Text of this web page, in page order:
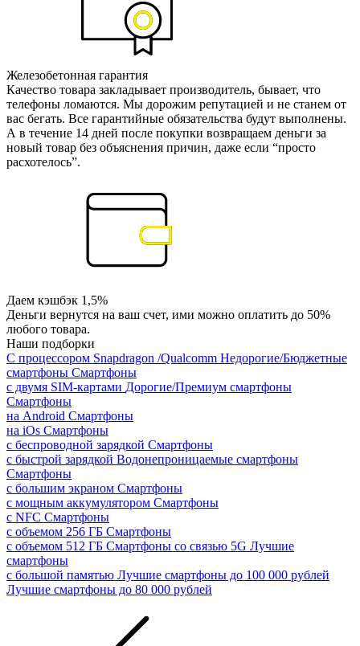
Железобетонная гарантия
Качество товара закладывает производитель, бывает, что
телефоны ломаются. Мы дорожим репутацией и не станем от
вас бегать. Все гарантийные обязательства будут выполнены.
А в течение 14 дней после покупки возвращаем деньги за
новый товар без объяснения причин, даже если “просто
расхотелось”.
Даем кэшбэк 1,5%
Деньги вернутся на ваш счет, ими можно оплатить до 50%
любого товара.
Наши подборки
С процессором Snapdragon /Qualcomm Недорогие/Бюджетные
смартфоны Смартфоны
с двумя SIM-картами Дорогие/Премиум смартфоны
Смартфоны
на Android Смартфоны
на iOs Смартфоны
с беспроводной зарядкой Смартфоны
с быстрой зарядкой Водонепроницаемые смартфоны
Смартфоны
с большим экраном Смартфоны
с мощным аккумулятором Смартфоны
с NFC Смартфоны
с объемом 256 ГБ Смартфоны
с объемом 512 ГБ Смартфоны со связью 5G Лучшие
смартфоны
с большой памятью Лучшие смартфоны до 100 000 рублей
Лучшие смартфоны до 80 000 рублей